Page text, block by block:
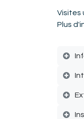
Visites
Plus